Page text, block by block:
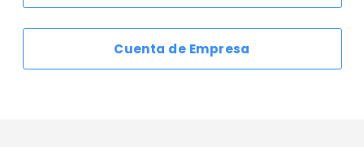
Cuenta de Empresa